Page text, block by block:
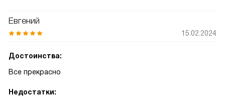
Евгений
15.02.2024
Достоинства:
Все прекрасно
Недостатки: